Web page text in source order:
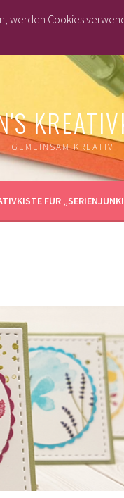
GEMEINSAM KREATIV
FÜR
Cookies